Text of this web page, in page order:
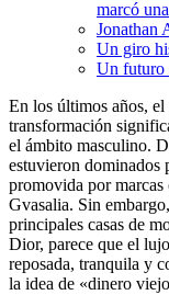
marcó
Jonathan
Un giro
Un futuro
En los últimos años,
transformación
el ámbito masculino.
estuvieron dominados
promovida por
Gvasalia. Sin
principales casas de
Dior, parece que el
reposada, tranquila y
la idea de «dinero